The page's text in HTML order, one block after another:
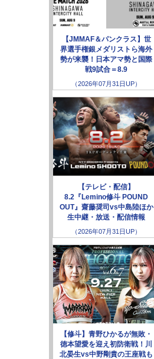
【JMMAF＆パンクラス】世
界選手権銀メダリストら海外
勢が来襲！日本アマ勢と国際
戦9試合＝8.9
（2026年07月31日UP）
【テレビ・配信】
8.2『Lemino修斗 POUND
OUT』齋藤奨司vs中島陸ほか
生中継・放送・配信情報
（2026年07月31日UP）
【修斗】青野ひかるが無敗・
徳本望愛を迎え初防衛戦！川
北晏生vs中野剛貴の王座戦も